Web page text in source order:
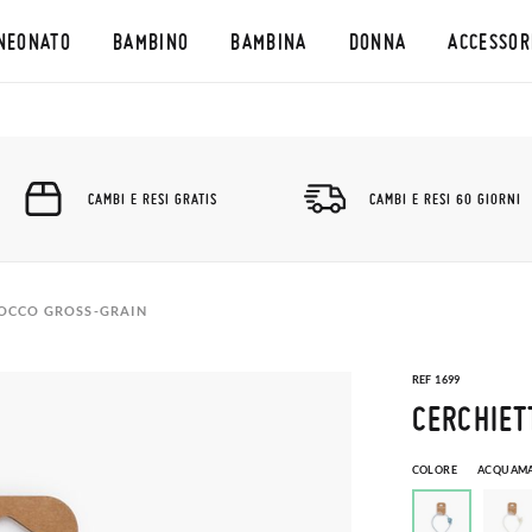
BAMBINO BAMBINA DONNA
CAMBI E RESI GRATIS CAMBI E RESI 60 GIORNI
GROSS-GRAIN
REF 1699
COLORE